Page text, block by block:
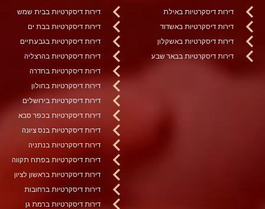
דירות דיסקרטיות באילת
דירות דיסקרטיות באשדוד
דירות דיסקרטיות באשקלון
דירות דיסקרטיות בבאר שבע
דירות דיסקרטיות בבית שמש
דירות דיסקרטיות בבת ים
דירות דיסקרטיות בגבעתיים
דירות דיסקרטיות בהרצליה
דירות דיסקרטיות בחדרה
דירות דיסקרטיות בחולון
דירות דיסקרטיות בירושלים
דירות דיסקרטיות בכפר סבא
דירות דיסקרטיות בנס ציונה
דירות דיסקרטיות בנתניה
דירות דיסקרטיות בפתח תקווה
דירות דיסקרטיות בראשון לציון
דירות דיסקרטיות ברחובות
דירות דיסקרטיות ברמת גן